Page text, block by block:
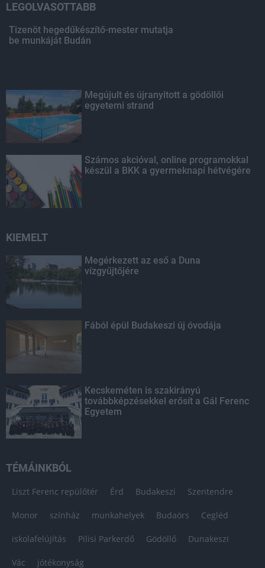
LEGOLVASOTTABB
Tizenöt hegedűkészítő-mester mutatja
be munkáját Budán
Megújult és újranyitott a gödöllői
egyetemi strand
Számos akcióval, online programokkal
készül a BKK a gyermeknapi hétvégére
KIEMELT
Megérkezett az eső a Duna
vízgyűjtőjére
Fából épül Budakeszi új óvodája
Kecskeméten is szakirányú
továbbképzésekkel erősít a Gál Ferenc
Egyetem
TÉMÁINKBÓL
Liszt Ferenc repülőtér Érd Budakeszi Szentendre
Monor színház munkahelyek Budaörs Cegléd
iskolafelújítás Pilisi Parkerdő Gödöllő Dunakeszi
Vác jótékonyság